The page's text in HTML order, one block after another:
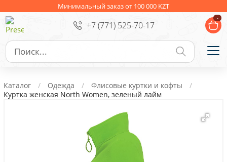
Минимальный заказ от 100 000 KZT
+7 (771) 525-70-17
-
Ежедневники Новогодние подарки
Сувениры к праздникам Упаковка
Личные аксессуары
Деловые подарки
Съедобные подарки с логотипом
Каталог Одежда
Флисовые куртки и кофты
Куртка женская North Women, зеленый лайм